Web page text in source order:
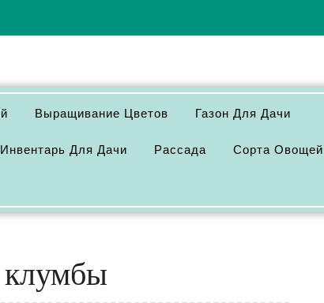
Выращивание Цветов Газон Для Дачи
Инвентарь Для Дачи Рассада Сорта Овощей